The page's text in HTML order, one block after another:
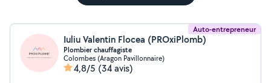
Auto-entrepreneur
Iuliu Valentin Flocea (PROxiPlomb)
Plombier chauffagiste
Colombes (Aragon Pavillonnaire)
4,8/5 (34 avis)